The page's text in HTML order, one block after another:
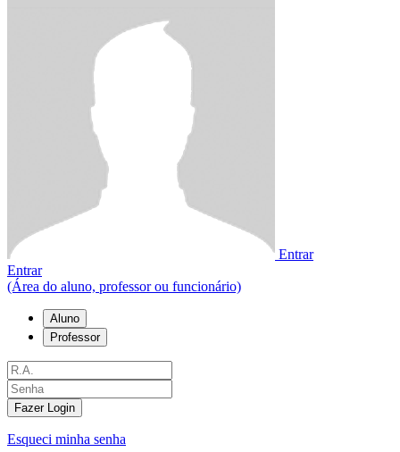
Entrar
Entrar
(Área do aluno, professor ou funcionário)
Aluno
Professor
Fazer Login
Esqueci minha senha